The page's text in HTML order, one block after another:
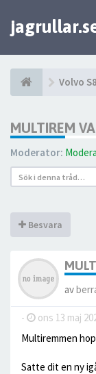
Volvo
MULTIREM
Moderator:
Besvara
av
- ons 13 maj
Multiremmen
Satte dit en ny